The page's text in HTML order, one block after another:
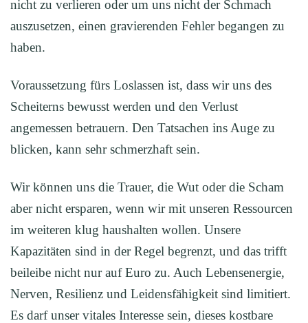
nicht zu verlieren oder um uns nicht der Schmach
auszusetzen, einen gravierenden Fehler begangen zu
haben.
Voraussetzung fürs Loslassen ist, dass wir uns des
Scheiterns bewusst werden und den Verlust
angemessen betrauern. Den Tatsachen ins Auge zu
blicken, kann sehr schmerzhaft sein.
Wir können uns die Trauer, die Wut oder die Scham
aber nicht ersparen, wenn wir mit unseren Ressourcen
im weiteren klug haushalten wollen. Unsere
Kapazitäten sind in der Regel begrenzt, und das trifft
beileibe nicht nur auf Euro zu. Auch Lebensenergie,
Nerven, Resilienz und Leidensfähigkeit sind limitiert.
Es darf unser vitales Interesse sein, dieses kostbare